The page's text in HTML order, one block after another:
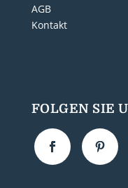
AGB
Kontakt
FOLGEN SIE